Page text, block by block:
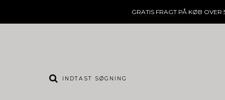
GRATIS FRAGTPÅ KØB OVER